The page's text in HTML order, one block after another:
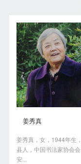
姜秀真
姜秀真，女，1944年生
县人，中国书法家协会会
安...